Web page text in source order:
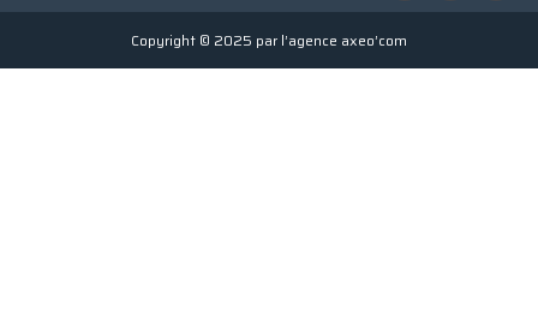
Copyright © 2025 par l’agence axeo’com